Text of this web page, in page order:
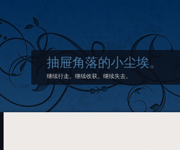
抽屉角落的小尘埃。
继续行走。继续收获。继续失去。